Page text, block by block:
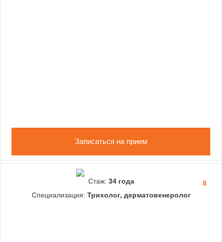
Записаться на прием
8
Стаж: 34 года
Специализация: Трихолог, дерматовенеролог